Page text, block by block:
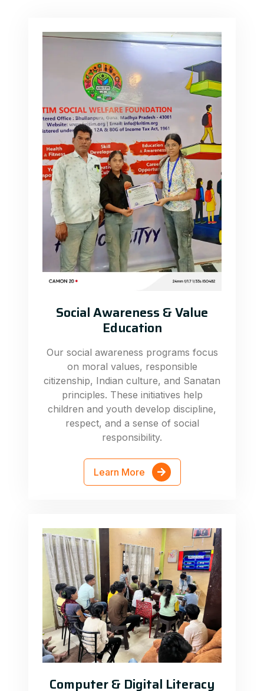
Social Awareness & Value
Education
Our social awareness programs focus
on moral values, responsible
citizenship, Indian culture, and Sanatan
principles. These initiatives help
children and youth develop discipline,
respect, and a sense of social
responsibility.
Learn More
Computer & Digital Literacy